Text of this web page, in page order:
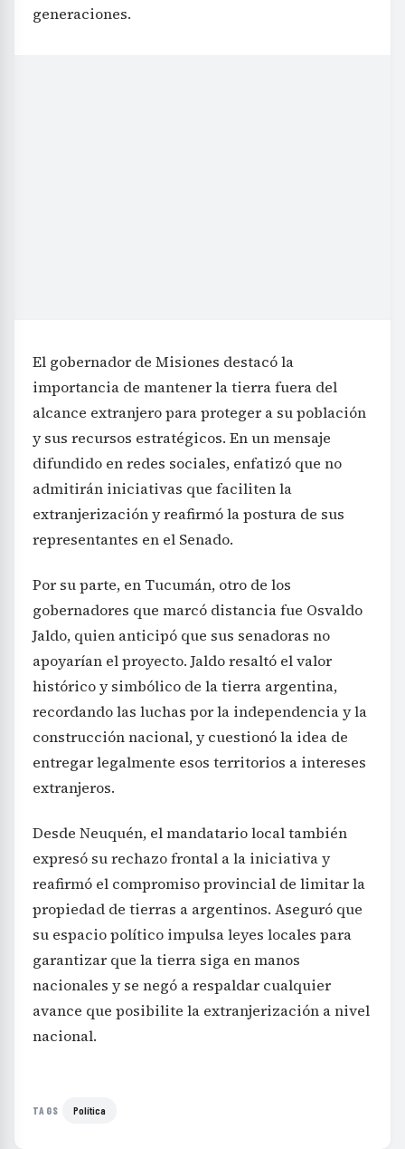
generaciones.
El gobernador de Misiones destacó la
importancia de mantener la tierra fuera del
alcance extranjero para proteger a su población
y sus recursos estratégicos. En un mensaje
difundido en redes sociales, enfatizó que no
admitirán iniciativas que faciliten la
extranjerización y reafirmó la postura de sus
representantes en el Senado.
Por su parte, en Tucumán, otro de los
gobernadores que marcó distancia fue Osvaldo
Jaldo, quien anticipó que sus senadoras no
apoyarían el proyecto. Jaldo resaltó el valor
histórico y simbólico de la tierra argentina,
recordando las luchas por la independencia y la
construcción nacional, y cuestionó la idea de
entregar legalmente esos territorios a intereses
extranjeros.
Desde Neuquén, el mandatario local también
expresó su rechazo frontal a la iniciativa y
reafirmó el compromiso provincial de limitar la
propiedad de tierras a argentinos. Aseguró que
su espacio político impulsa leyes locales para
garantizar que la tierra siga en manos
nacionales y se negó a respaldar cualquier
avance que posibilite la extranjerización a nivel
nacional.
TAGS Política